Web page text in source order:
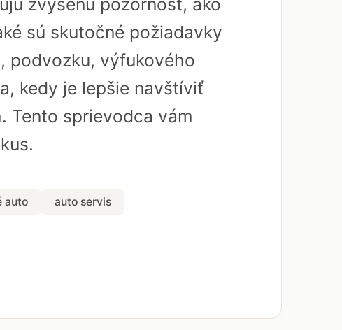
sú skutočné požiadavky
podvozku, výfukového
kedy je lepšie navštíviť
Tento sprievodca vám
auto auto servis